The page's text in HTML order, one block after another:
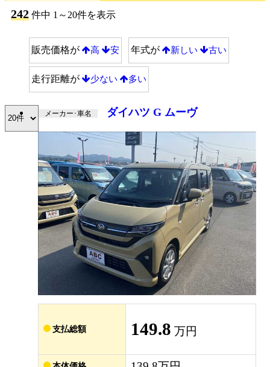
242 件中 1～20件を表示
販売価格が 高 安 年式が 新しい 古い
走行距離が 少ない 多い
メーカー･車名 ダイハツ G ムーヴ
支払総額 149.8 万円